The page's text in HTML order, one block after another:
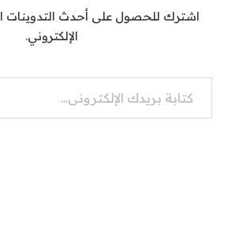
اشترك للحصول على أحدث التدوينات
الإلكتروني.
كتابة بريدك الإلكتروني...